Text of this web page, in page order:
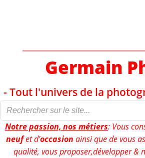
Germain
- Tout l'univers de la
Notre passion, nos métiers: Vous
neufet d'occasion ainsi que de vous
qualité, vous proposer,développer &